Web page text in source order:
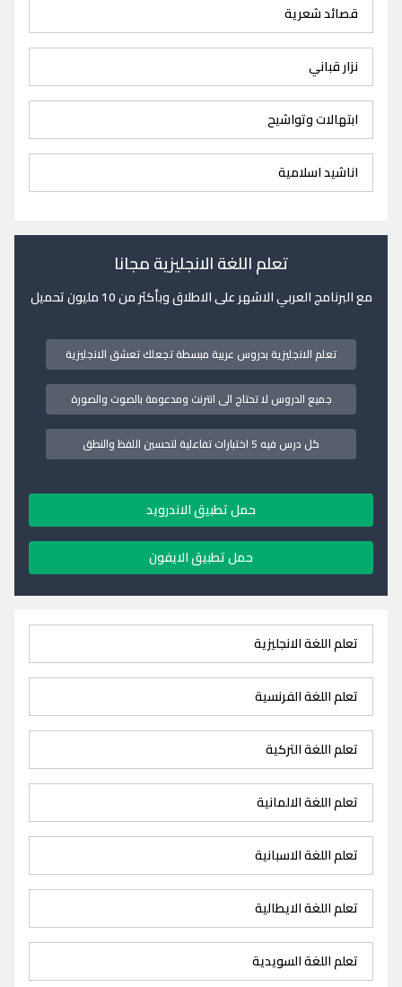
قصائد شعرية
نزار قباني
ابتهالات وتواشيح
اناشيد اسلامية
تعلم اللغة الانجليزية مجانا
مع البرنامج العربي الاشهر على الاطلاق وبأكثر من 10 مليون تحميل
تعلم الانجليزية بدروس عربية مبسطة تجعلك تعشق الانجليزية
جميع الدروس لا تحتاج الى انترنت ومدعومة بالصوت والصورة
كل درس فيه 5 اختبارات تفاعلية لتحسين اللفظ والنطق
حمل تطبيق الاندرويد
حمل تطبيق الايفون
تعلم اللغة الانجليزية
تعلم اللغة الفرنسية
تعلم اللغة التركية
تعلم اللغة الالمانية
تعلم اللغة الاسبانية
تعلم اللغة الايطالية
تعلم اللغة السويدية